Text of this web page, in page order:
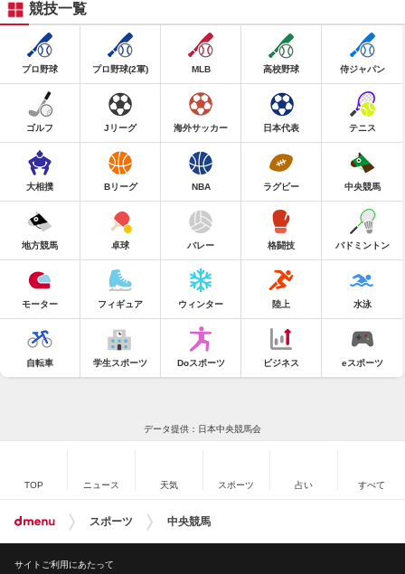
競技一覧
プロ野球 プロ野球(2軍) MLB 高校野球 侍ジャパン
ゴルフ Jリーグ 海外サッカー 日本代表 テニス
大相撲 Bリーグ NBA ラグビー 中央競馬
地方競馬 卓球 バレー 格闘技 バドミントン
モーター フィギュア ウィンター 陸上 水泳
自転車 学生スポーツ Doスポーツ ビジネス eスポーツ
データ提供：日本中央競馬会
TOP ニュース 天気 スポーツ 占い すべて
スポーツ 中央競馬
サイトご利用にあたって